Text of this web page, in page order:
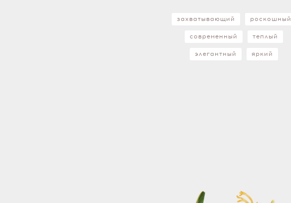
захватывающий роскошный
современный теплый
элегантный яркий